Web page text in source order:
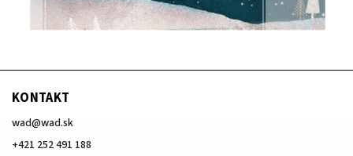
KONTAKT
wad@wad.sk
+421 252 491 188